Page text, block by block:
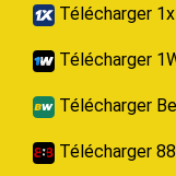
Télécharger
Télécharger
Télécharger
Télécharger